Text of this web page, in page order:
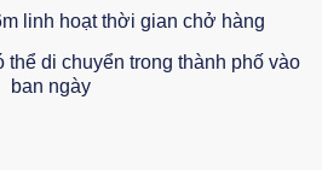
thể di chuyển trong thành phố vào
ban ngày